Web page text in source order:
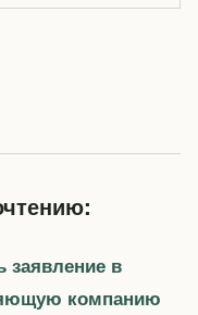
заявление в
компанию